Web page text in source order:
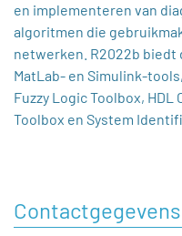
en implementeren van
algoritmen die
netwerken. R2022b biedt
MatLab- en Simulink-
Fuzzy Logic Toolbox,
Toolbox en System
Contactgegevens